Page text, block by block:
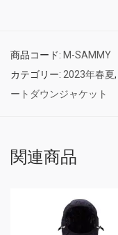
商品コード: M-SAMMY
カテゴリー: 2023年春夏,
ートダウンジャケット
関連商品